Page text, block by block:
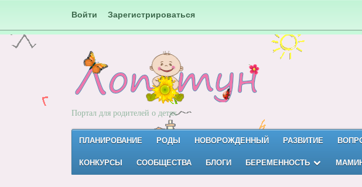
Войти Зарегистрироваться
Портал для родителей о детях
ПЛАНИРОВАНИЕ РОДЫ НОВОРОЖДЕННЫЙ РАЗВИТИЕ
КОНКУРСЫ СООБЩЕСТВА БЛОГИ БЕРЕМЕННОСТЬ